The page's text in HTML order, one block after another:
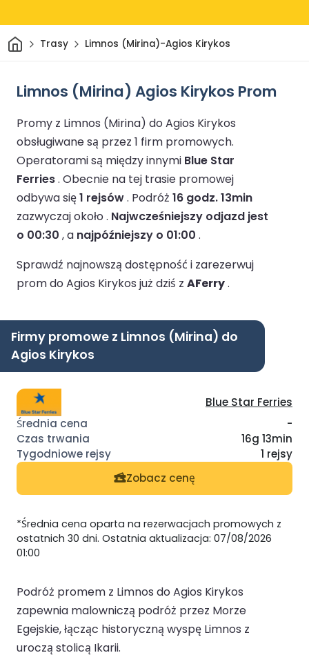
DomTrasy Limnos (Mirina)-Agios Kirykos
Limnos (Mirina) Agios Kirykos Prom
Promy z Limnos (Mirina) do Agios Kirykos
obsługiwane są przez 1 firm promowych.
Operatorami są między innymi Blue Star
Ferries. Obecnie na tej trasie promowej
odbywa się1 rejsów. Podróż 16 godz. 13min
zazwyczaj około . Najwcześniejszy odjazd jest
o 00:30 , a najpóźniejszy o 01:00 .
Sprawdź najnowszą dostępność i zarezerwuj
prom do Agios Kirykos już dziś z AFerry.
Firmy promowe z Limnos (Mirina) do
Agios Kirykos
Blue Star Ferries
-
16g 13min
1 rejsy
Zobacz cenę
*Średnia cena oparta na rezerwacjach promowych z
ostatnich 30 dni. Ostatnia aktualizacja: 07/08/2026
01:00
Podróż promem z Limnos do Agios Kirykos
zapewnia malowniczą podróż przez Morze
Egejskie, łącząc historyczną wyspę Limnos z
uroczą stolicą Ikarii.